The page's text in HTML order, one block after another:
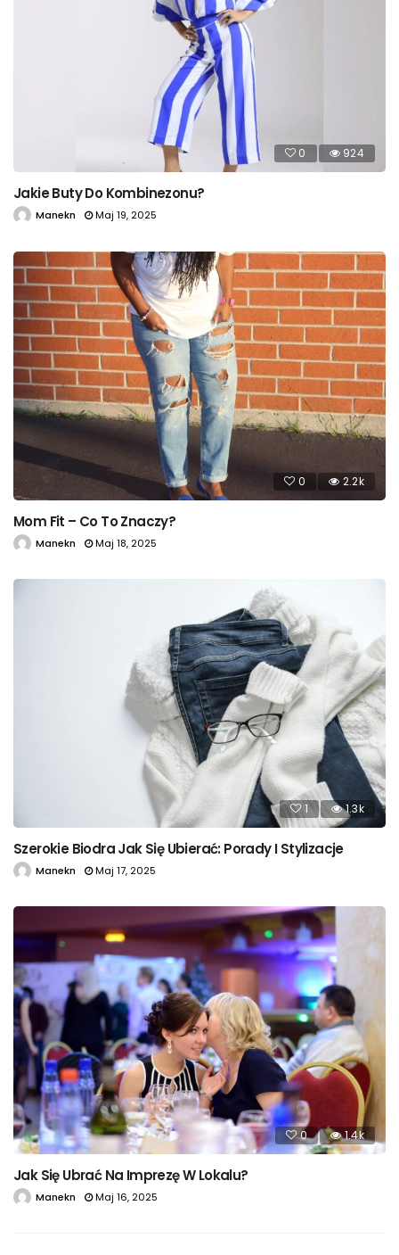
0 924
Jakie Buty Do Kombinezonu?
Manekn Maj 19, 2025
0 2.2k
Mom Fit – Co To Znaczy?
Manekn Maj 18, 2025
1 1.3k
Szerokie Biodra Jak Się Ubierać: Porady I Stylizacje
Manekn Maj 17, 2025
0 1.4k
Jak Się Ubrać Na Imprezę W Lokalu?
Manekn Maj 16, 2025